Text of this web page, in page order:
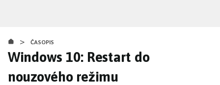
obsahu
> ČASOPIS
Windows 10: Restart do
nouzového režimu